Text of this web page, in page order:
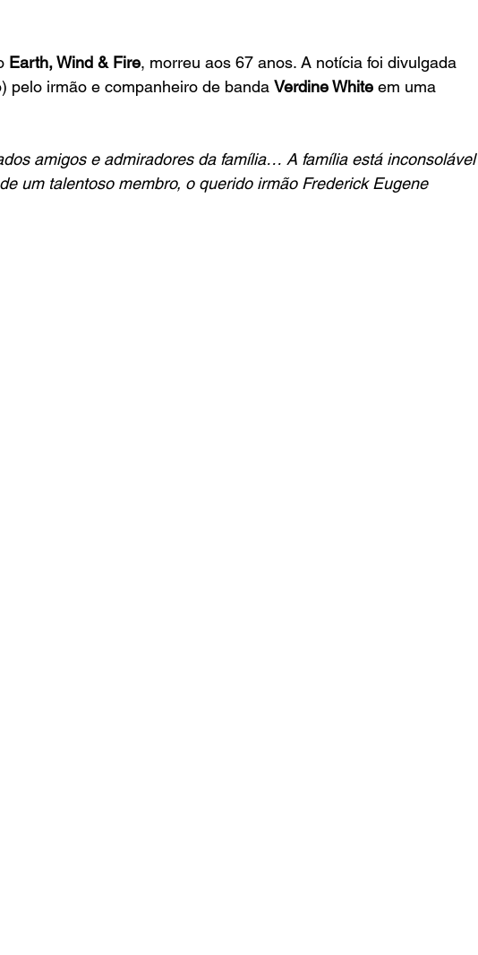
Earth, Wind & Fire, morreu aos 67 anos. A notícia foi divulgada
pelo irmão e companheiro de banda Verdine White em uma
amigos e admiradores da família… A família está inconsolável
um talentoso membro, o querido irmão Frederick Eugene